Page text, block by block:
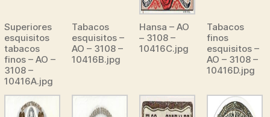
Superiores
esquisitos
tabacos
finos – AO –
3108 –
10416A.jpg
Tabacos
esquisitos –
AO – 3108 –
10416B.jpg
Hansa – AO
– 3108 –
10416C.jpg
Tabacos
finos
esquisitos –
AO – 3108 –
10416D.jpg